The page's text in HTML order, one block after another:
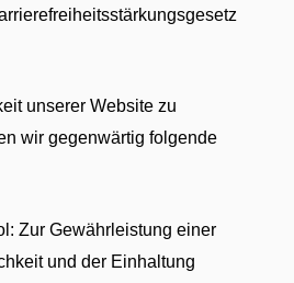
unserer Website zu
wir gegenwärtig folgende
Zur Gewährleistung einer
und der Einhaltung